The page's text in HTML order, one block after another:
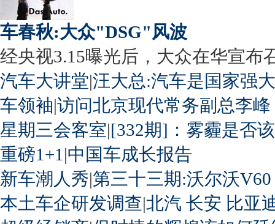
车春秋:大众"DSG"风波
经央视3.15曝光后，大众在华宣布
汽车大讲堂|汪大总:汽车是国家强
车领袖|访问北京现代常务副总李峰
星期三会客室|[332期]：雾霾是否
重磅1+1 |中国车成长报告
新车潮人秀|第三十三期:沃尔沃
本土车企研发调查|北汽 长安 比亚